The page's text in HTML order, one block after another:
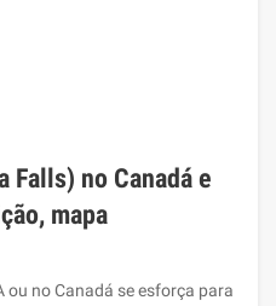
Falls) no Canadá e
mapa
ou no Canadá se esforça para